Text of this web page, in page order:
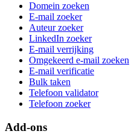
Domein zoeken
E-mail zoeker
Auteur zoeker
LinkedIn zoeker
E-mail verrijking
Omgekeerd e-mail zoeken
E-mail verificatie
Bulk taken
Telefoon validator
Telefoon zoeker
Add-ons